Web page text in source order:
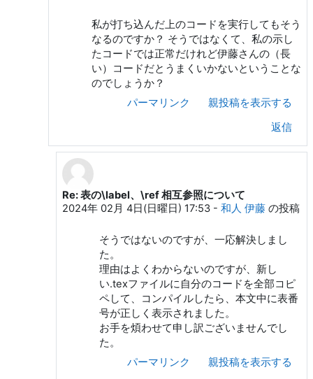
私が打ち込んだ上のコードを実行してもそう
なるのですか？ そうではなくて、私の示し
たコードでは正常だけれど伊藤さんの（長
い）コードだとうまくいかないということな
のでしょうか？
パーマリンク
親投稿を表示する
返信
奥村 晴彦 への返信
Re: 表の\label、\ref 相互参照について
2024年 02月 4日(日曜日) 17:53 -和人 伊藤 の投稿
そうではないのですが、一応解決しまし
た。
理由はよくわからないのですが、新し
い.texファイルに自分のコードを全部コピ
ペして、コンパイルしたら、本文中に表番
号が正しく表示されました。
お手を煩わせて申し訳ございませんでし
た。
パーマリンク
親投稿を表示する